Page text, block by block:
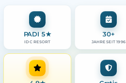
PADI 5★
IDC RESORT
30+
JAHRE SEIT 1996